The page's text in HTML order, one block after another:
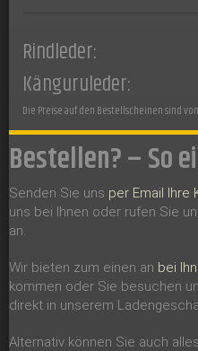
Rindleder:
Känguruleder:
Die Preise auf den Bestellscheinen sind
Bestellen? – So
Senden Sie uns per Email Ihre
uns bei Ihnen oder rufen Sie
an.
Wir bieten zum einen an bei
kommen oder Sie besuchen
direkt in unserem
Alternativ können Sie auch